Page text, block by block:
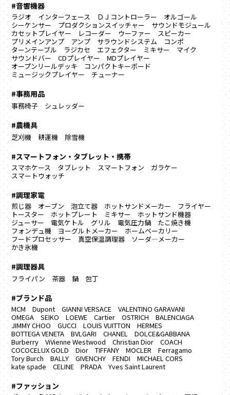
#音響機器
ラジオ インターフェース ＤＪコントローラー
オルゴール
シーケンサー
プロダクションスイッチャー
サウンドモジュール
カセットプレイヤー
レコーダー ウーファー
スピーカー
プリメインアンプ
アンプ サラウンドシステム
コンポ
ターンテーブル
ラジカセ エフェクター ミキサー
マイク
サウンドバー
CDプレイヤー
MDプレイヤー
オープンリールデッキ
コンパクトキーボード
ミュージックプレイヤー
チューナー
#事務用品
事務椅子 シュレッダー
#農機具
芝刈機 耕運機 除雪機
#スマートフォン・タブレット・携帯
スマホケース タブレット スマートフォン
ガラケー
スマートウォッチ
#調理家電
煎じ器 オーブン 泡立て器 ホットサンドメーカー
フライヤー
トースター
ホットプレート ミキサー
ホットサンド機器
ジューサー
電気ケトル グリル 電気圧力鍋
たこ焼き機
フォンデュ機
ヨーグルトメーカー
ホームベーカリー
フードプロセッサー
真空保温調理器
ソーダ―メーカー
かき氷機
#調理器具
フライパン 茶器 鍋 包丁
#ブランド品
MCM Dupont GIANNI VERSACE
VALENTINO GARAVANI
OMEGA
SEIKO LOEWE Cartier OSTRICH
BALENCIAGA
JIMMY CHOO
GUCCI LOUIS VUITTON
HERMES
BOTTEGA VENETA
BVLGARI CHANEL
DOLCE&GABBANA
Burberry
ViVienne Westwood Christian Dior
COACH
COCOCELUX GOLD
Dior TIFFANY MOCLER
Ferragamo
Tory Burch
BALLY GIVENCHY FENDI
MICHAEL CORS
kate spade
CELINE PRADA Yves Saint Laurent
#ファッション